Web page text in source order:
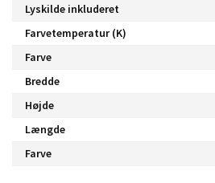
Lyskilde inkluderet
Farvetemperatur (K)
Farve
Bredde
Højde
Længde
Farve